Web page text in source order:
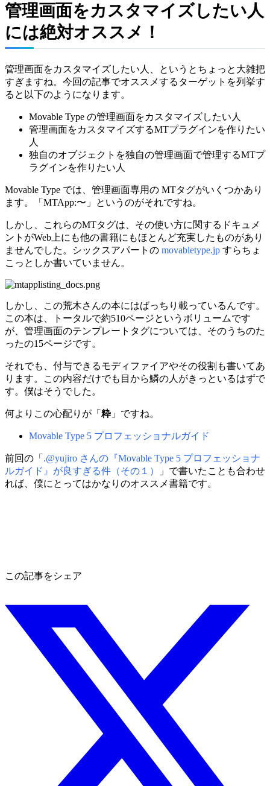
管理画面をカスタマイズしたい人
には絶対オススメ！
管理画面をカスタマイズしたい人、というとちょっと大雑把
すぎますね。今回の記事でオススメするターゲットを列挙す
ると以下のようになります。
Movable Type の管理画面をカスタマイズしたい人
管理画面をカスタマイズするMTプラグインを作りたい
人
独自のオブジェクトを独自の管理画面で管理するMTプ
ラグインを作りたい人
Movable Type では、管理画面専用の MTタグがいくつかあり
ます。「MTApp:〜」というのがそれですね。
しかし、これらのMTタグは、その使い方に関するドキュメ
ントがWeb上にも他の書籍にもほとんど充実したものがあり
ませんでした。シックスアパートの movabletype.jp すらちょ
こっとしか書いていません。
しかし、この荒木さんの本にはばっちり載っているんです。
この本は、トータルで約510ページというボリュームです
が、管理画面のテンプレートタグについては、そのうちのた
ったの15ページです。
それでも、付与できるモディファイアやその役割も書いてあ
ります。この内容だけでも目から鱗の人がきっといるはずで
す。僕はそうでした。
何よりこの心配りが「 粋 」ですね。
Movable Type 5 プロフェッショナルガイド
前回の「 .@yujiro さんの『Movable Type 5 プロフェッショナ
ルガイド』が良すぎる件（その１）
」で書いたことも合わせ
れば、僕にとってはかなりのオススメ書籍です。
この記事をシェア